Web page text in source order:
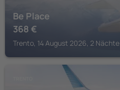
Be Place
368 €
Trento, 14 August 2026, 2 Nächte